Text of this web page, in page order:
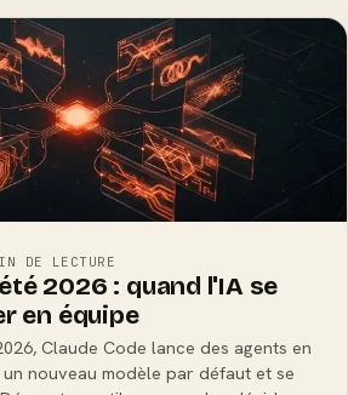
DE LECTURE
2026 : quand l'IA se
en équipe
Claude Code lance des agents en
nouveau modèle par défaut et se